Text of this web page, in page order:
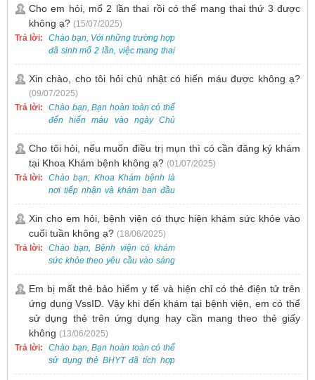
0988 270 115. Nếu cần hỗ trợ
thêm, vui lòng liên hệ qua Zalo
hoặc Fanpage Bệnh viện Việt
Nam - Thụy Điển Uông Bí.
theo từng đợt, không phải lúc
nào cũng có sẵn.
Cho em hỏi, mổ 2 lần thai rồi có thể mang thai thứ 3 được
không ạ? (15/07/2025)
Trả lời:
Chào bạn, Với những trường hợp
đã sinh mổ 2 lần, việc mang thai
lần 3 vẫn có thể thực hiện được.
Tại Bệnh viện, chúng tôi đã tiếp
nhận và hỗ trợ nhiều thai phụ có
nhu cầu tương tự.
Xin chào, cho tôi hỏi chủ nhật có hiến máu được không ạ?
(09/07/2025)
Trả lời:
Chào bạn, Bạn hoàn toàn có thể
đến hiến máu vào ngày Chủ
Nhật.
Cho tôi hỏi, nếu muốn điều trị mụn thì có cần đăng ký khám
tại Khoa Khám bệnh không ạ? (01/07/2025)
Trả lời:
Chào bạn, Khoa Khám bệnh là
nơi tiếp nhận và khám ban đầu
cho tất cả các trường hợp, bao
gồm cả điều trị mụn. Vì vậy, bạn
cần đăng ký khám tại Khoa
Khám bệnh trước.
Xin cho em hỏi, bệnh viện có thực hiện khám sức khỏe vào
cuối tuần không ạ? (18/06/2025)
Trả lời:
Chào bạn, Bệnh viện có khám
sức khỏe theo yêu cầu vào sáng
thứ Bảy. Nếu bạn có nhu cầu, vui
lòng đặt lịch trước để được sắp
xếp thời gian phù hợp.
Em bị mất thẻ bảo hiểm y tế và hiện chỉ có thẻ điện tử trên
ứng dụng VssID. Vậy khi đến khám tại bệnh viện, em có thể
sử dụng thẻ trên ứng dụng hay cần mang theo thẻ giấy
không (13/06/2025)
Trả lời:
Chào bạn, Bạn hoàn toàn có thể
sử dụng thẻ BHYT đã tích hợp
trên ứng dụng VssID khi đến